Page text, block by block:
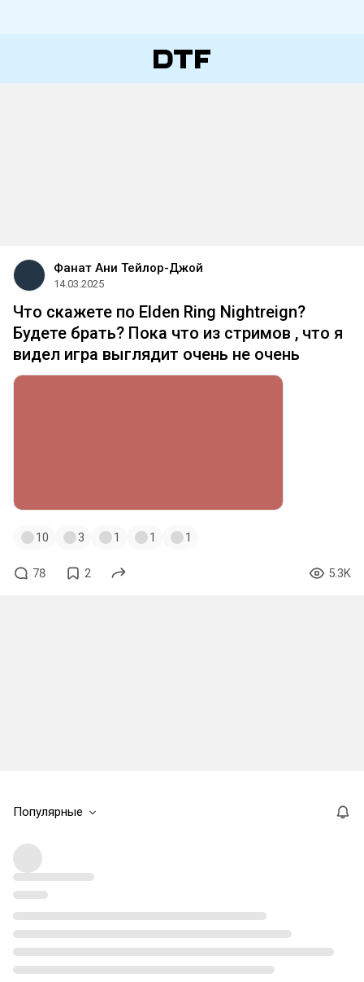
Фанат Ани Тейлор-Джой
14.03.2025
Что скажете по Elden Ring Nightreign?
Будете брать? Пока что из стримов , что я
видел игра выглядит очень не очень
10 3 1 1 1
78 2 5.3K
Популярные